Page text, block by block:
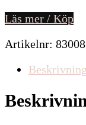
Läs mer / Köp
Artikelnr:
Beskrivning